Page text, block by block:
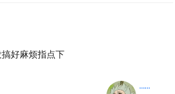
好麻烦指点下
……